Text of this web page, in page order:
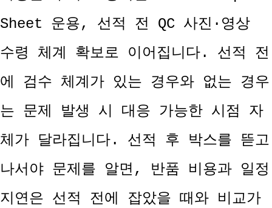
Sheet 운용, 선적 전 QC 사진·영상
수령 체계 확보로 이어집니다. 선적 전
에 검수 체계가 있는 경우와 없는 경우
는 문제 발생 시 대응 가능한 시점 자
체가 달라집니다. 선적 후 박스를 뜯고
나서야 문제를 알면, 반품 비용과 일정
지연은 선적 전에 잡았을 때와 비교가